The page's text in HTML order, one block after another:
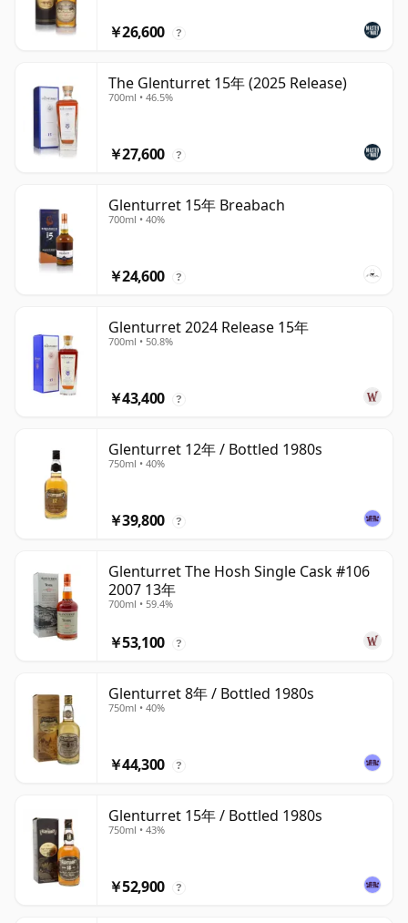
￥26,600 ?
The Glenturret 15年 (2025 Release)
700ml • 46.5%
￥27,600 ?
Glenturret 15年 Breabach
700ml • 40%
￥24,600 ?
Glenturret 2024 Release 15年
700ml • 50.8%
￥43,400 ?
Glenturret 12年 / Bottled 1980s
750ml • 40%
￥39,800 ?
Glenturret The Hosh Single Cask #106
2007 13年
700ml • 59.4%
￥53,100 ?
Glenturret 8年 / Bottled 1980s
750ml • 40%
￥44,300 ?
Glenturret 15年 / Bottled 1980s
750ml • 43%
￥52,900 ?